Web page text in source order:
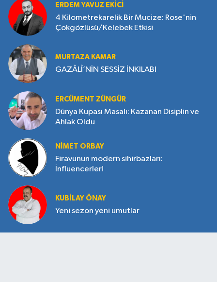
ERDEM YAVUZ EKICI
4 Kilometrekarelik Bir Mucize: Rose'nin
Çokgözlüsü/Kelebek Etkisi
MURTAZA KAMAR
GAZÂLÎ’NİN SESSİZ İNKILABI
ERCÜMENT ZÜNGÜR
Dünya Kupası Masalı: Kazanan Disiplin ve
Ahlak Oldu
NIMET ORBAY
Firavunun modern sihirbazları:
İnfluencerler!
KUBILAY ÖNAY
Yeni sezon yeni umutlar